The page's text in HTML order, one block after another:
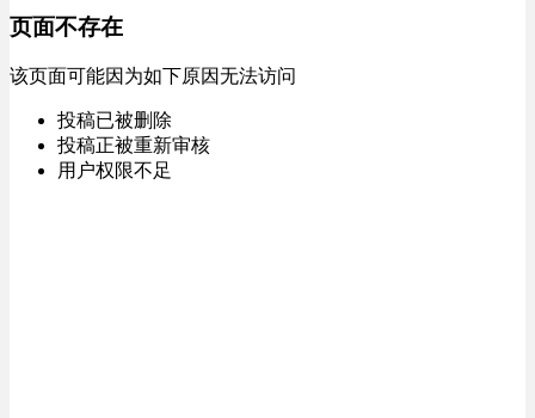
页面不存在
该页面可能因为如下原因无法访问
投稿已被删除
投稿正被重新审核
用户权限不足